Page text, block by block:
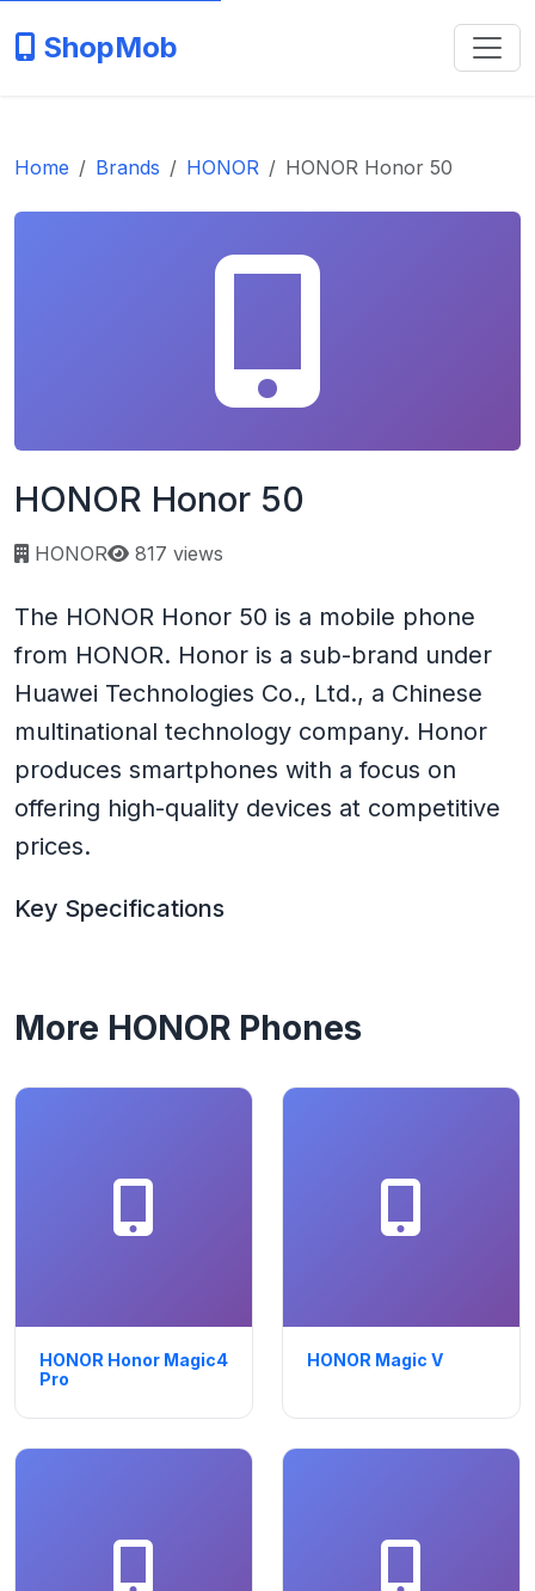
ShopMob
Home Brands HONOR HONOR Honor 50
HONOR Honor 50
HONOR Page views:
817 views
The HONOR Honor 50 is a mobile phone
from HONOR. Honor is a sub-brand under
Huawei Technologies Co., Ltd., a Chinese
multinational technology company. Honor
produces smartphones with a focus on
offering high-quality devices at competitive
prices.
Key Specifications
More HONOR Phones
HONOR Honor Magic4
Pro
HONOR Magic V